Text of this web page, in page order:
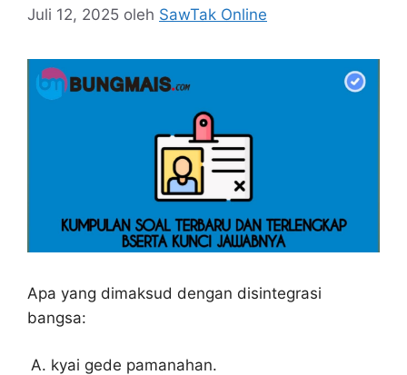
Juli 12, 2025 oleh SawTak Online
Apa yang dimaksud dengan disintegrasi
bangsa:
kyai gede pamanahan.